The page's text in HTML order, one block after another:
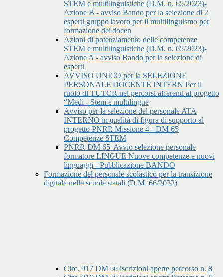
STEM e multilinguistiche (D.M. n. 65/2023)-
Azione B - avviso Bando per la selezione di 2
esperti gruppo lavoro per il multilinguismo per
formazione dei docen
Azioni di potenziamento delle competenze
STEM e multilinguistiche (D.M. n. 65/2023)-
Azione A - avviso Bando per la selezione di
esperti
AVVISO UNICO per la SELEZIONE
PERSONALE DOCENTE INTERN Per il
ruolo di TUTOR nei percorsi afferenti al progetto
“Medi - Stem e multilingue
Avviso per la selezione del personale ATA
INTERNO in qualità di figura di supporto al
progetto PNRR Missione 4 - DM 65
Competenze STEM
PNRR DM 65: Avvio selezione personale
formatore LINGUE Nuove competenze e nuovi
linguaggi - Pubblicazione BANDO
Formazione del personale scolastico per la transizione
digitale nelle scuole statali (D.M. 66/2023)
Circ. 917 DM 66 iscrizioni aperte percorso n. 8